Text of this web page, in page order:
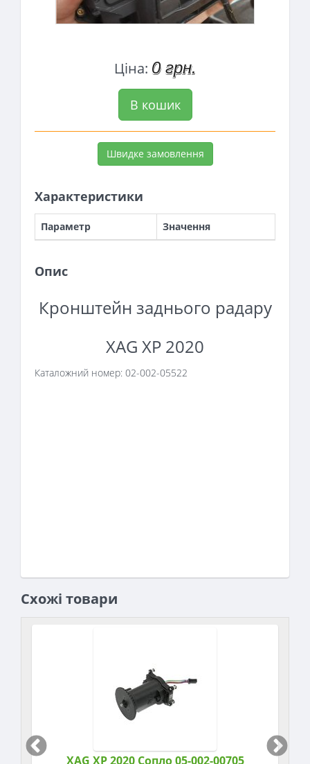
Ціна: 0 грн.
В кошик
Швидке замовлення
Характеристики
Параметр Значення
Опис
Кронштейн заднього радару
XAG XP 2020
Каталожний номер: 02-002-05522
Схожі товари
XAG XP 2020 Сопло 05-002-00705